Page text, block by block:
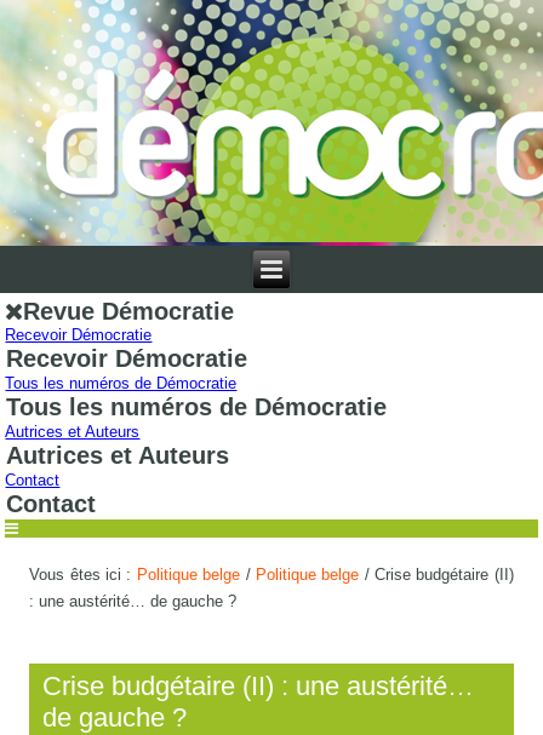
Revue Démocratie
Recevoir Démocratie
Recevoir Démocratie
Tous les numéros de Démocratie
Tous les numéros de Démocratie
Autrices et Auteurs
Autrices et Auteurs
Contact
Contact
Vous êtes ici : Politique belge / Politique belge / Crise budgétaire (II)
: une austérité… de gauche ?
Crise budgétaire (II) : une austérité…
de gauche ?